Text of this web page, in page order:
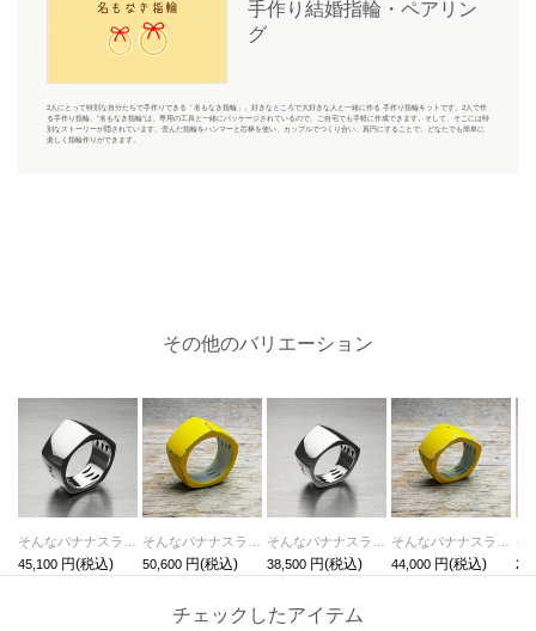
手作り結婚指輪・ペアリン
グ
2人にとって特別な自分たちで手作りできる「名もなき指輪」。好きなところで大好きな人と一緒に作る 手作り指輪キットです。2人で作
る手作り指輪、“名もなき指輪”は、専用の工具と一緒にパッケージされているので、ご自宅でも手軽に作成できます。そして、そこには特
別なストーリーが隠されています。歪んだ指輪をハンマーと芯棒を使い、カップルでつくり合い、真円にすることで、どなたでも簡単に
楽しく指輪作りができます。
その他のバリエーション
45,100
50,600
38,500
44,000
チェックしたアイテム